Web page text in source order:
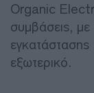
Organic
συμβάσεις,
εγκατάστασης
εξωτερικό.